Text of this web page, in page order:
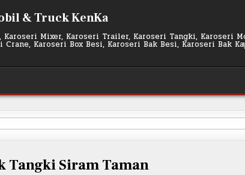
& Truck KenKa
Mixer, Karoseri Trailer, Karoseri Tangki, Karoseri
Karoseri Box Besi, Karoseri Bak Besi, Karoseri Bak
Tangki Siram Taman